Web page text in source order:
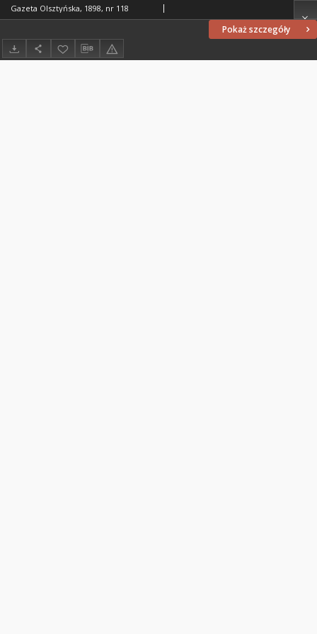
Pokaż szczegóły
Gazeta Olsztyńska, 1898, nr 118